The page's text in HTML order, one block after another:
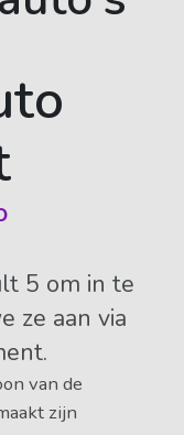
5 om in te
ze aan via
van de
zijn